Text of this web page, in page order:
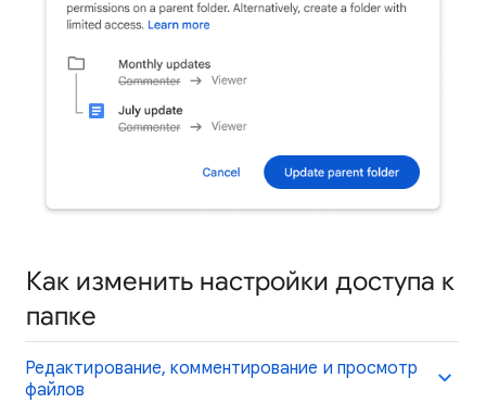
Как изменить настройки доступа к
папке
Редактирование, комментирование и просмотр
файлов